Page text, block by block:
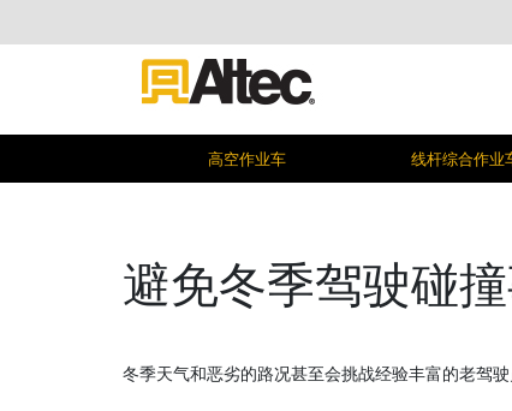
高空作业车 线杆综合作业
避免冬季驾驶碰
冬季天气和恶劣的路况甚至会挑战经验丰富的老驾